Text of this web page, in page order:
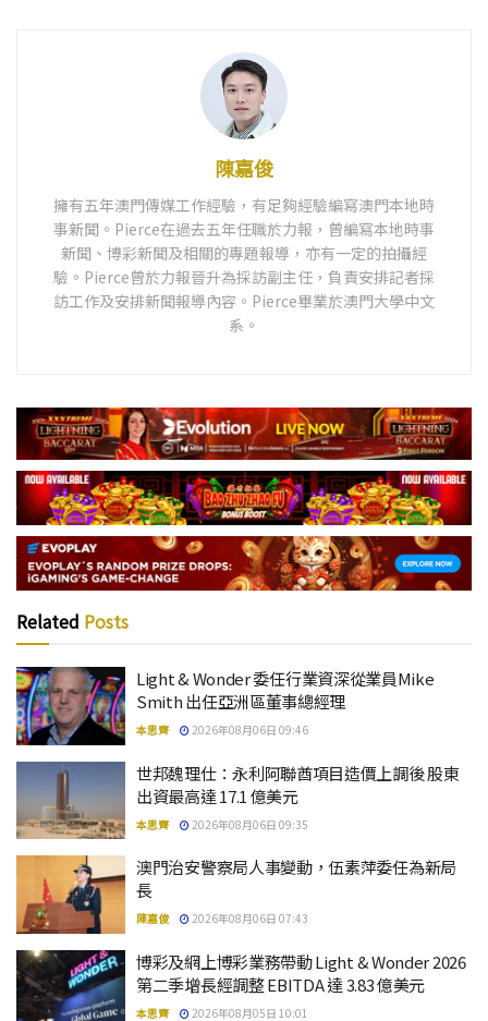
陳嘉俊
擁有五年澳門傳媒工作經驗，有足夠經驗編寫澳門本地時
事新聞。Pierce在過去五年任職於力報，曾編寫本地時事
新聞、博彩新聞及相關的專題報導，亦有一定的拍攝經
驗。Pierce曾於力報晉升為採訪副主任，負責安排記者採
訪工作及安排新聞報導內容。Pierce畢業於澳門大學中文
系。
Related Posts
Light & Wonder 委任行業資深從業員Mike
Smith 出任亞洲區董事總經理
本思齊 2026年08月06日 09:46
世邦魏理仕：永利阿聯酋項目造價上調後 股東
出資最高達 17.1 億美元
本思齊 2026年08月06日 09:35
澳門治安警察局人事變動，伍素萍委任為新局
長
陳嘉俊 2026年08月06日 07:43
博彩及網上博彩業務帶動 Light & Wonder 2026
第二季增長經調整 EBITDA 達 3.83 億美元
本思齊 2026年08月05日 10:01